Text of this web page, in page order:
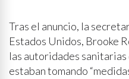
Tras el anuncio, la
Estados Unidos, Brooke
las autoridades sanitarias
estaban tomando